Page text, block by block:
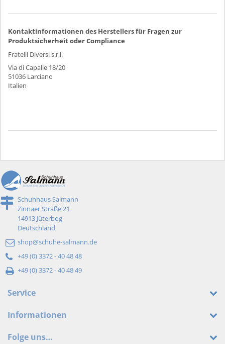
Kontaktinformationen des Herstellers für Fragen zur
Produktsicherheit oder Compliance
Fratelli Diversi s.r.l.
Via di Capalle 18/20
51036 Larciano
Italien
Schuhhaus Salmann
Zinnaer Straße 21
14913 Jüterbog
Deutschland
shop@schuhe-salmann.de
+49 (0) 3372 - 40 48 48
+49 (0) 3372 - 40 48 49
Service
Informationen
Folge uns…